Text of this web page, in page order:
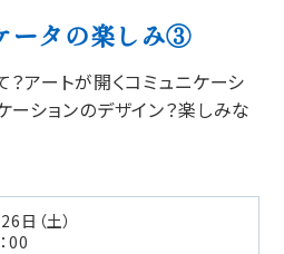
ータの楽しみ③
？アートが開くコミュニケーシ
ーションのデザイン？楽しみな
⽇（土）
00